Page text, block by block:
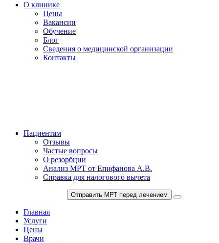
О клинике
Цены
Вакансии
Обучение
Блог
Сведения о медицинской организации
Контакты
Пациентам
Отзывы
Частые вопросы
О резорбции
Анализ МРТ от Епифанова А.В.
Справка для налогового вычета
Отправить МРТ перед лечением
Главная
Услуги
Цены
Врачи